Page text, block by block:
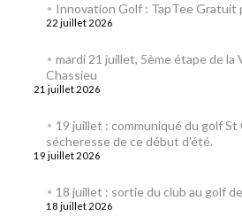
Innovation Golf : TapTee Gratuit
22 juillet 2026
mardi 21 juillet, 5ème étape de la
Chassieu
21 juillet 2026
19 juillet : communiqué du golf St
sécheresse de ce début d’été.
19 juillet 2026
18 juillet : sortie du club au golf
18 juillet 2026